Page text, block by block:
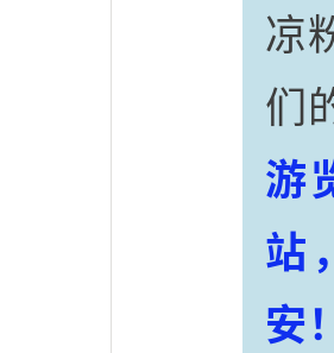
凉
们
游
站
安